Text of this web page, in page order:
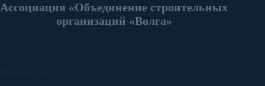
Ассоциация «Объединение строительных
организаций «Волга»